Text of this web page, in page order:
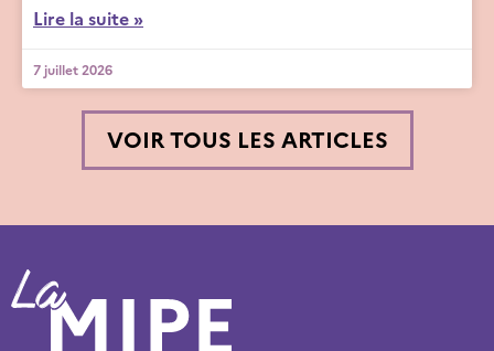
Lire la suite »
7 juillet 2026
VOIR TOUS LES ARTICLES